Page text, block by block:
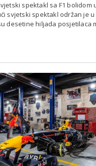
spektakl sa F1 bolidom
svjetski spektakl održan je
desetine hiljada posjetilaca